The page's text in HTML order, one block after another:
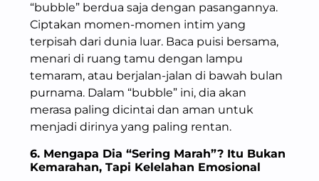
“bubble” berdua saja dengan pasangannya.
Ciptakan momen-momen intim yang
terpisah dari dunia luar. Baca puisi bersama,
menari di ruang tamu dengan lampu
temaram, atau berjalan-jalan di bawah bulan
purnama. Dalam “bubble” ini, dia akan
merasa paling dicintai dan aman untuk
menjadi dirinya yang paling rentan.
6. Mengapa Dia “Sering Marah”? Itu Bukan
Kemarahan, Tapi Kelelahan Emosional